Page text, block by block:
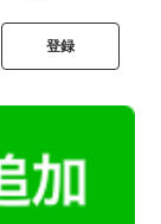
登録